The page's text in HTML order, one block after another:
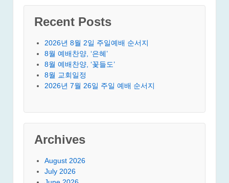
Recent Posts
2026년 8월 2일 주일예배 순서지
8월 예배찬양, ‘은혜’
8월 예배찬양, ‘꽃들도’
8월 교회일정
2026년 7월 26일 주일 예배 순서지
Archives
August 2026
July 2026